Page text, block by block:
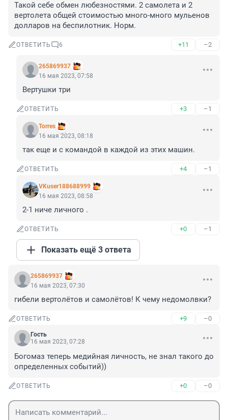
Такой себе обмен любезностями. 2 самолета и 2
вертолета общей стоимостью много-много мульенов
долларов на беспилотник. Норм.
ОТВЕТИТЬ 6 +11 –2
265869937
16 мая 2023, 07:58
Вертушки три
ОТВЕТИТЬ +3 –1
Torres
16 мая 2023, 08:18
так еще и с командой в каждой из этих машин.
ОТВЕТИТЬ +4 –1
VKuser188688999
16 мая 2023, 08:58
2-1 ниче личного .
ОТВЕТИТЬ +0 –1
Показать ещё 3 ответа
265869937
16 мая 2023, 07:30
гибели вертолётов и самолётов! К чему недомолвки?
ОТВЕТИТЬ +9 –0
Гость
16 мая 2023, 07:28
Богомаз теперь медийная личность, не знал такого до
определенных событий))
ОТВЕТИТЬ +0 –0